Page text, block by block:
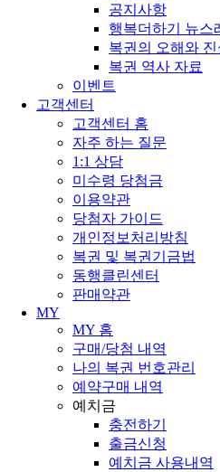
공지사항
행복더하기 뉴스
복권의 오해와 진
복권 역사 자료
이벤트
고객센터
고객센터 홈
자주 하는 질문
1:1 상담
미수령 당첨금
이용약관
당첨자 가이드
개인정보처리방침
복권 및 복권기금법
동행클린센터
판매약관
MY
MY 홈
구매/당첨 내역
나의 복권 번호관리
예약구매 내역
예치금
충전하기
출금신청
예치금 사용내역